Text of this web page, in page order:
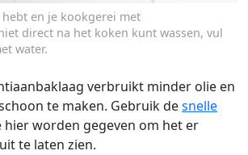
en je kookgerei met
direct na het koken kunt wassen, vul
water.
verbruikt minder olie en
te maken. Gebruik desnelle
hier worden gegeven om het er
te laten zien.